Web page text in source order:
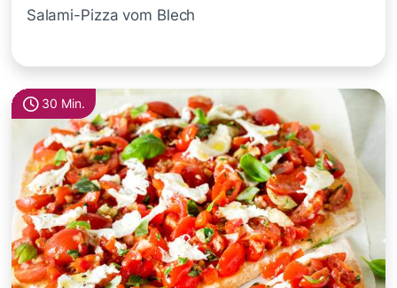
Salami-Pizza vom Blech
30 Min.